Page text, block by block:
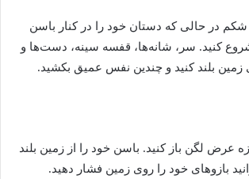
در حالی که دستان خود را در کنار باسن
کنید. سر، ‌شانه‌ها، قفسه سینه، دست‌ها و
زمین بلند کنید و چندین نفس عمیق بکشید.
عرض لگن باز کنید. باسن خود را از زمین بلند
بازو‌های خود را روی زمین فشار دهید.